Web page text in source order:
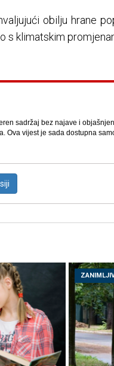
obilju hrane
s klimatskim
sadržaj bez najave i
Ova vijest je sada dostupna